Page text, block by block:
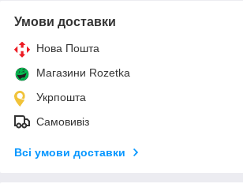
Умови доставки
Нова Пошта
Магазини Rozetka
Укрпошта
Самовивіз
Всі умови доставки